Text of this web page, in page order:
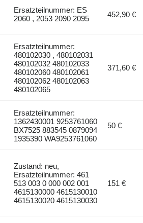
Ersatzteilnummer: ES
2060 , 2053 2090 2095
452,90 €
Ersatzteilnummer:
480102030 , 480102031
480102032 480102033
480102060 480102061
480102062 480102063
480102065
371,60 €
Ersatzteilnummer:
1362430001 9253761060
BX7525 883545 0879094
1935390 WA9253761060
50 €
Zustand: neu,
Ersatzteilnummer: 461
513 003 0 000 002 001
4615130000 4615130010
4615130020 4615130030
151 €